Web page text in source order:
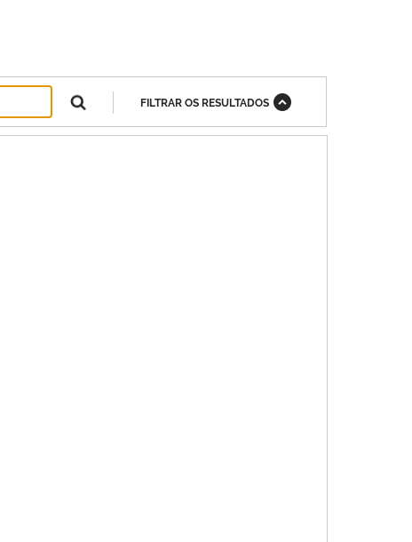
FILTRAR OS RESULTADOS